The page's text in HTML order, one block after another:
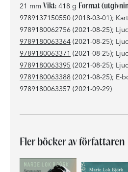
21 mm Vikt: 418 g Format
9789137150550 (2018-03-01);
9789180062756 (2021-08-25);
9789180063364 (2021-08-25);
9789180063371 (2021-08-25);
9789180063395 (2021-08-25);
9789180063388 (2021-08-25); E-
9789180063357 (2021-09-29)
Fler böcker av författaren